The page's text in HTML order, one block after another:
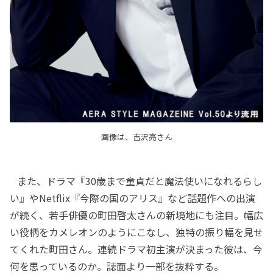
画像は、吉沢亮さん
また、ドラマ『30歳まで童貞だと魔法使いになれるらし
い』やNetflix『今際の国のアリス』など話題作への出演
が続く、若手俳優の町田啓太さんの新境地にも注目。幅広
い役柄をカメレオンのようにこなし、独特の振り幅を見せ
てくれた町田さん。連続ドラマ初主演が決まった彼は、今
何を思っているのか。誌面より一部を抜粋する。